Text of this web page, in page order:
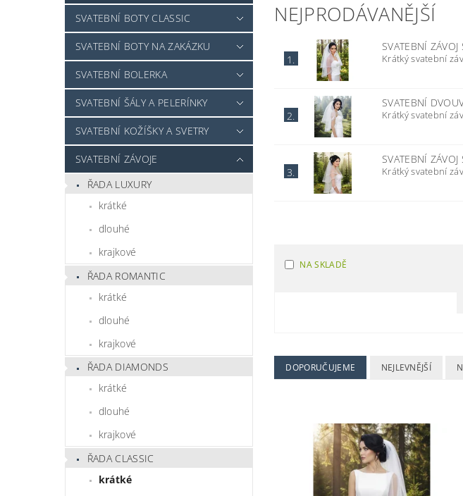
SVATEBNÍ BOTY CLASSIC
SVATEBNÍ BOTY NA ZAKÁZKU
SVATEBNÍ BOLERKA
SVATEBNÍ ŠÁLY A PELERÍNKY
SVATEBNÍ KOŽÍŠKY A SVETRY
SVATEBNÍ ZÁVOJE
ŘADA LUXURY
krátké
dlouhé
krajkové
ŘADA ROMANTIC
krátké
dlouhé
krajkové
ŘADA DIAMONDS
krátké
dlouhé
krajkové
ŘADA CLASSIC
krátké
NEJPRODÁVANĚJŠÍ
1.
SVATEBNÍ
Krátký svatební
2.
SVATEBNÍ
Krátký svatební
3.
SVATEBNÍ
Krátký svatební
NA SKLADĚ
DOPORUČUJEME NEJLEVNĚJŠÍ